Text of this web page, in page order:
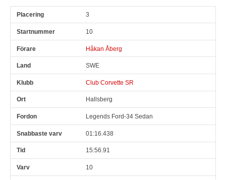
3
10
Håkan Åberg
SWE
Club Corvette SR
Hallsberg
Legends Ford-34 Sedan
01:16.438
15:56.91
10